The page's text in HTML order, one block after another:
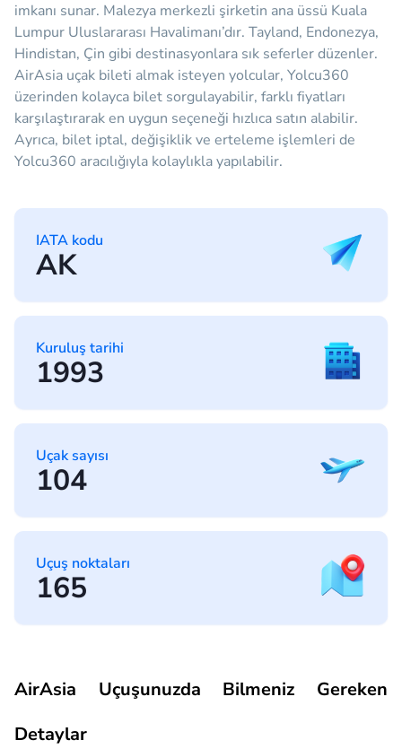
imkanı sunar. Malezya merkezli şirketin ana üssü Kuala
Lumpur Uluslararası Havalimanı’dır. Tayland, Endonezya,
Hindistan, Çin gibi destinasyonlara sık seferler düzenler.
AirAsia uçak bileti almak isteyen yolcular, Yolcu360
üzerinden kolayca bilet sorgulayabilir, farklı fiyatları
karşılaştırarak en uygun seçeneği hızlıca satın alabilir.
Ayrıca, bilet iptal, değişiklik ve erteleme işlemleri de
Yolcu360 aracılığıyla kolaylıkla yapılabilir.
IATA kodu
AK
Kuruluş tarihi
1993
Uçak sayısı
104
Uçuş noktaları
165
AirAsia Uçuşunuzda Bilmeniz Gereken
Detaylar